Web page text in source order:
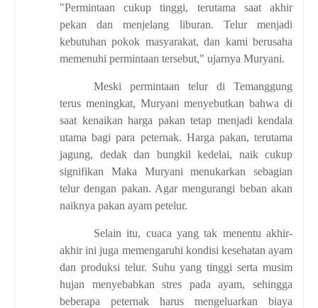
"Permintaan cukup tinggi, terutama saat akhir
pekan dan menjelang liburan. Telur menjadi
kebutuhan pokok masyarakat, dan kami berusaha
memenuhi permintaan tersebut," ujarnya Muryani.
Meski permintaan telur di Temanggung
terus meningkat, Muryani menyebutkan bahwa di
saat kenaikan harga pakan tetap menjadi kendala
utama bagi para peternak. Harga pakan, terutama
jagung, dedak dan bungkil kedelai, naik cukup
signifikan Maka Muryani menukarkan sebagian
telur dengan pakan. Agar mengurangi beban akan
naiknya pakan ayam petelur.
Selain itu, cuaca yang tak menentu akhir-
akhir ini juga memengaruhi kondisi kesehatan ayam
dan produksi telur. Suhu yang tinggi serta musim
hujan menyebabkan stres pada ayam, sehingga
beberapa peternak harus mengeluarkan biaya